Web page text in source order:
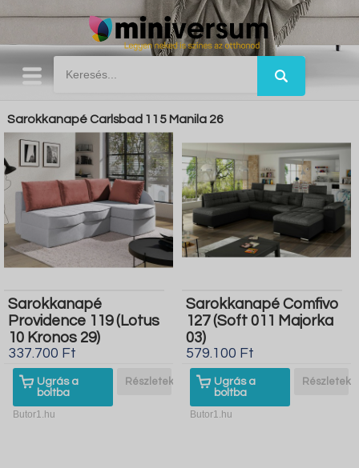
Sarokkanapé Carlsbad 115 Manila 26
Sarokkanapé
Providence 119 (Lotus
10 Kronos 29)
337.700 Ft
Ugrás a
boltba
Részletek
Butor1.hu
Sarokkanapé Comfivo
127 (Soft 011 Majorka
03)
579.100 Ft
Ugrás a
boltba
Részletek
Butor1.hu